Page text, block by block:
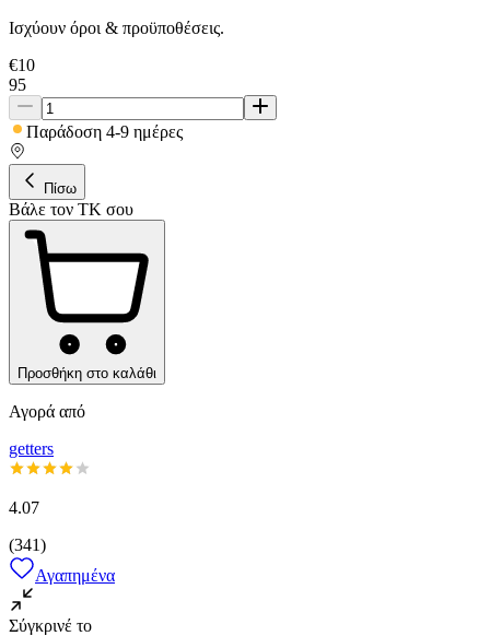
Ισχύουν όροι & προϋποθέσεις.
€10
95
Παράδοση 4-9 ημέρες
Πίσω
Βάλε τον ΤΚ σου
Προσθήκη στο καλάθι
Αγορά από
getters
4.07
(341)
Αγαπημένα
Σύγκρινέ το